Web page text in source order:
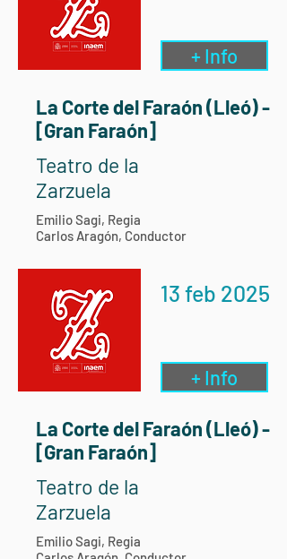
+ Info
La Corte del Faraón (Lleó) -
[Gran Faraón]
Teatro de la
Zarzuela
Emilio Sagi, Regia
Carlos Aragón, Conductor
13 feb 2025
+ Info
La Corte del Faraón (Lleó) -
[Gran Faraón]
Teatro de la
Zarzuela
Emilio Sagi, Regia